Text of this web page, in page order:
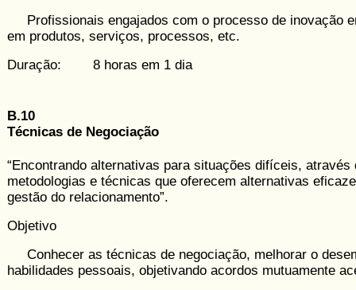
Profissionais engajados com o pro­cesso de inovação
em produtos, serviços, processos, etc.
Duração: 8 horas em 1 dia
B.10
Técnicas de Negociação
“Encontrando alternativas para situações difíceis, através
metodologias e técnicas que oferecem alternativas
gestão do relacionamento”.
Objetivo
Conhecer as técnicas de negociação, melhorar o
habilidades pessoais, objetivando acordos mutua­mente